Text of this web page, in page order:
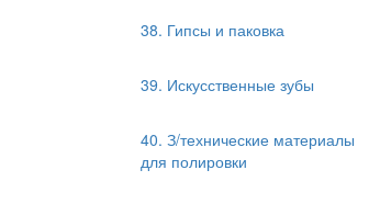
38. Гипсы и паковка
39. Искусственные зубы
40. З/технические материалы
для полировки